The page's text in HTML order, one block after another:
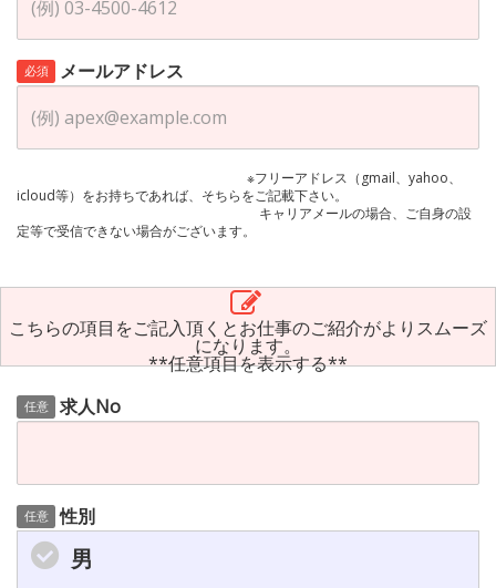
必須 メールアドレス
※フリーアドレス（gmail、yahoo、
icloud等）をお持ちであれば、そちらをご記載下さい。
キャリアメールの場合、ご自身の設
定等で受信できない場合がございます。
こちらの項目をご記入頂くとお仕事のご紹介がよりスムーズ
になります。
**任意項目を表示する**
任意 求人No
任意 性別
男